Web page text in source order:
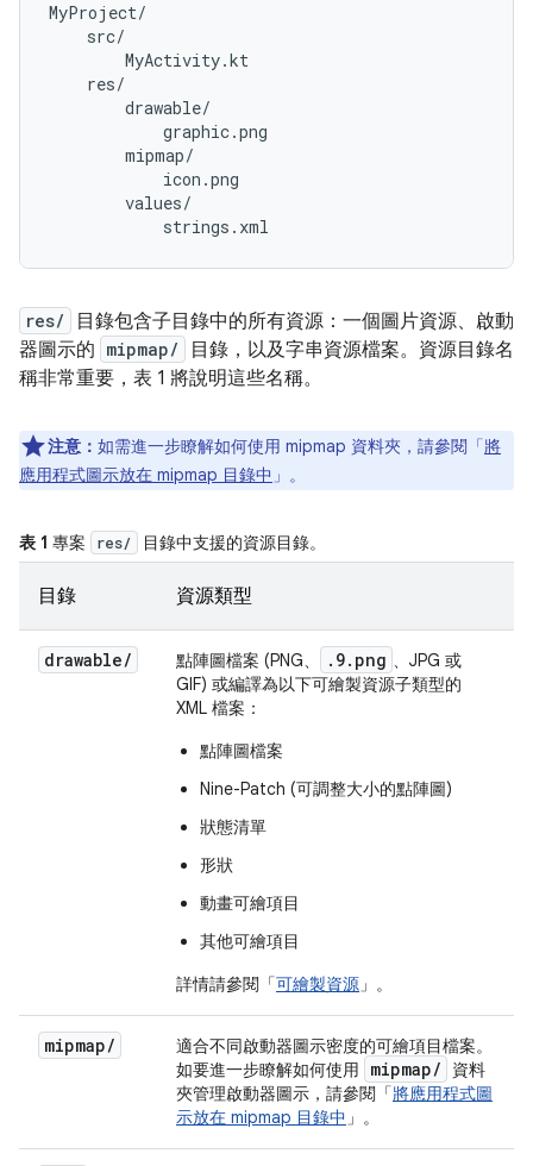
MyProject/
    src/
        MyActivity.kt
    res/
        drawable/
            graphic.png
        mipmap/
            icon.png
        values/
res/
目錄包含子目錄中的所有資源：一個圖片資源、啟動
器圖示的 mipmap/
目錄，以及字串資源檔案。資源目錄名
稱非常重要，表 1 將說明這些名稱。
注意： 如需進一步瞭解如何使用 mipmap 資料夾，請參閱「將
應用程式圖示放在 mipmap 目錄中 」。
表 1 專案 res/ 目錄中支援的資源目錄。
目錄 資源類型
drawable/ 點陣圖檔案 (PNG、 .9.png 、JPG 或
GIF) 或編譯為以下可繪製資源子類型的
XML 檔案：
點陣圖檔案
Nine-Patch (可調整大小的點陣圖)
狀態清單
形狀
動畫可繪項目
其他可繪項目
詳情請參閱「可繪製資源 」。
mipmap/
適合不同啟動器圖示密度的可繪項目檔案。
如要進一步瞭解如何使用
mipmap/
資料
夾管理啟動器圖示，請參閱「將應用程式圖
示放在 mipmap 目錄中 」。